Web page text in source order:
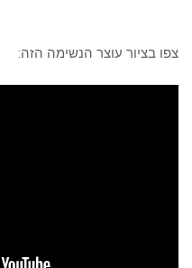
צפו בציור עוצר הנשימה הזה: